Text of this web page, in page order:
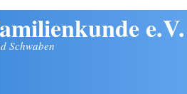
e.V.
Schwaben